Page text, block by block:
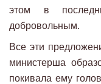
этом в
добровольным.
Все эти
министерша
покивала ему